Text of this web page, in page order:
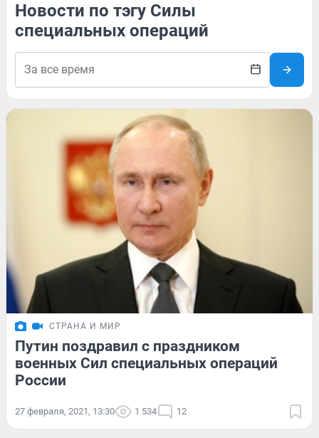
Новости по тэгу Силы
специальных операций
СТРАНА И МИР
Путин поздравил с праздником
военных Сил специальных операций
России
27 февраля, 2021, 13:30 1 534 12